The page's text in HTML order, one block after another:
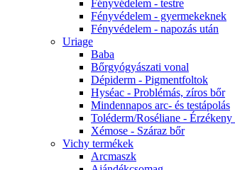
Fényvédelem - testre
Fényvédelem - gyermekeknek
Fényvédelem - napozás után
Uriage
Baba
Bőrgyógyászati vonal
Dépiderm - Pigmentfoltok
Hyséac - Problémás, zíros bőr
Mindennapos arc- és testápolás
Toléderm/Roséliane - Érzékeny
Xémose - Száraz bőr
Vichy termékek
Arcmaszk